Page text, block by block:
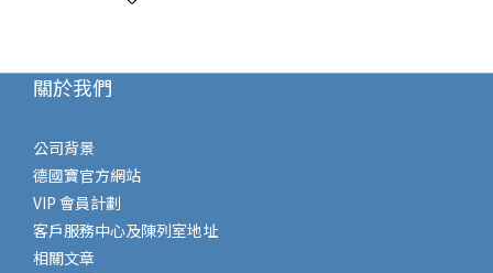
關於我們
公司背景
德國寶官方網站
VIP 會員計劃
客戶服務中心及陳列室地址
相關文章